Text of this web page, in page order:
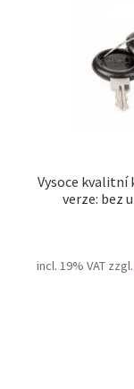
Vysoce kvalitní
verze: bez
incl. 19% VAT